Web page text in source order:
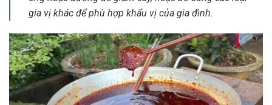
gia vị khác để phù hợp khẩu vị của gia đình.